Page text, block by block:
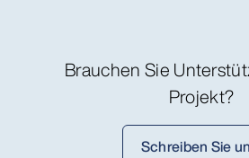
Brauchen Sie
Projekt?
Schreiben Sie